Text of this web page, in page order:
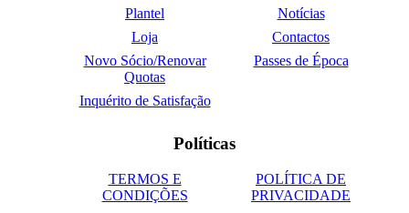
Plantel
Notícias
Loja
Contactos
Novo Sócio/Renovar
Quotas
Passes de Época
Inquérito de Satisfação
Políticas
TERMOS E
CONDIÇÕES
POLÍTICA DE
PRIVACIDADE